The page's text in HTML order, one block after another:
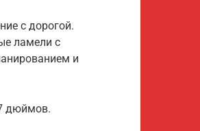
с дорогой.
ламели с
и
дюймов.